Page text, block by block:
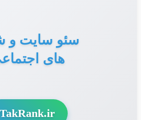
سئو سایت و
های
TakRank.ir